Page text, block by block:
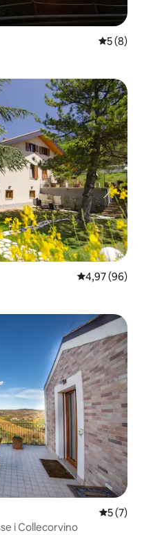
5 ud af 5
5 (8)
4,97 ud af 5 i
4,97 (96)
5 ud af 5
5 (7)
i Collecorvino